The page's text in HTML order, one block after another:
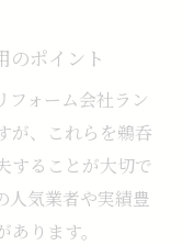
のポイント
フォーム会社ラン
が、これらを鵜呑
することが大切で
人気業者や実績豊
ります。